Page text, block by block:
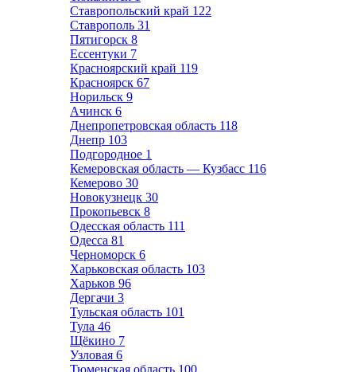
Ставропольский край 122
Ставрополь 31
Пятигорск 8
Ессентуки 7
Красноярский край 119
Красноярск 67
Норильск 9
Ачинск 6
Днепропетровская область 118
Днепр 103
Подгородное 1
Кемеровская область — Кузбасс 116
Кемерово 30
Новокузнецк 30
Прокопьевск 8
Одесская область 111
Одесса 81
Черноморск 6
Харьковская область 103
Харьков 96
Дергачи 3
Тульская область 101
Тула 46
Щёкино 7
Узловая 6
Тюменская область 100